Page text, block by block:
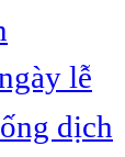
lễ
dịch